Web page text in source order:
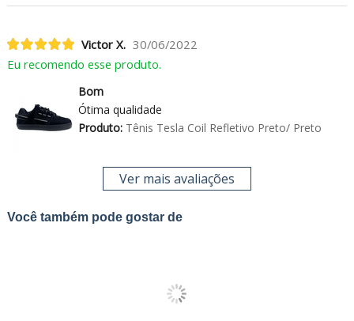
Victor X. 30/06/2022
Eu recomendo esse produto.
Bom
Ótima qualidade
Produto:Tênis Tesla Coil Refletivo Preto/ Preto
Ver mais avaliações
Você também pode gostar de